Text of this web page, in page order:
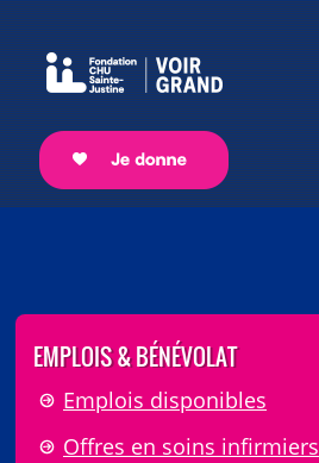
EMPLOIS & BÉNÉVOLAT
Emplois disponibles
Offres en soins infirmiers